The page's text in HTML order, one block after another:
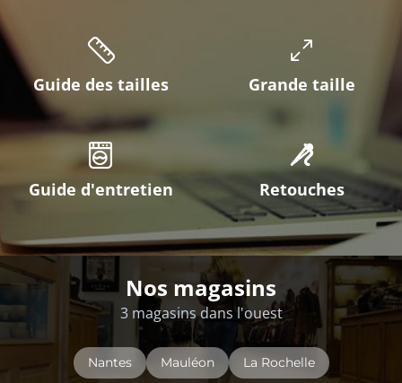
Guide des tailles Grande taille
Guide d'entretien Retouches
Nos magasins
3 magasins dans l'ouest
Nantes Mauléon La Rochelle